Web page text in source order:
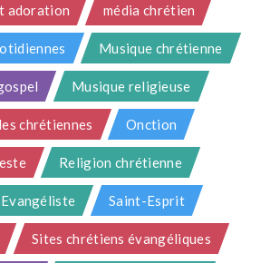
adoration média chrétien
Musique chrétienne
Musique religieuse
chrétiennes Onction
Religion chrétienne
Saint-Esprit
Sites chrétiens évangéliques